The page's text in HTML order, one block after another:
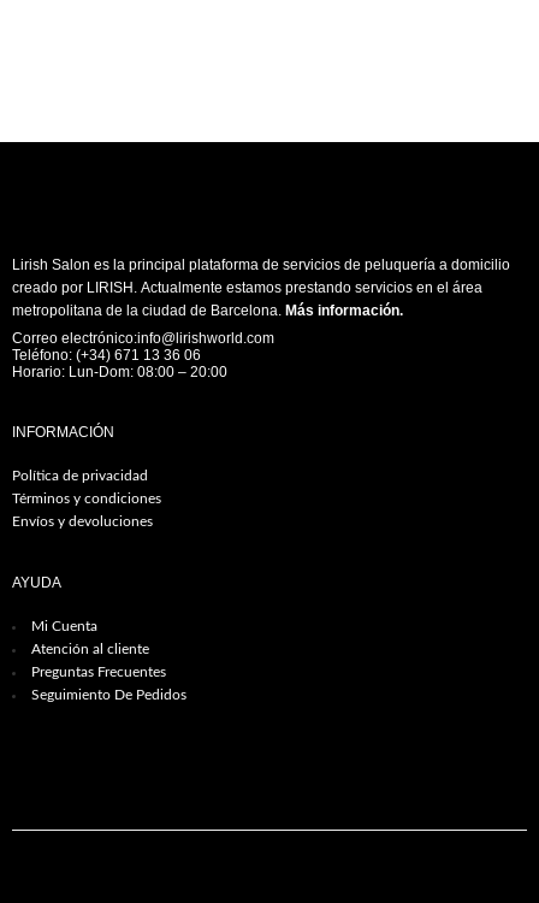
Lirish Salon es la principal plataforma de servicios de peluquería a domicilio
creado por LIRISH. Actualmente estamos prestando servicios en el área
metropolitana de la ciudad de Barcelona. Más información.
Correo electrónico:info@lirishworld.com
Teléfono: (+34) 671 13 36 06
Horario: Lun-Dom: 08:00 – 20:00
INFORMACIÓN
Política de privacidad
Términos y condiciones
Envíos y devoluciones
AYUDA
Mi Cuenta
Atención al cliente
Preguntas Frecuentes
Seguimiento De Pedidos